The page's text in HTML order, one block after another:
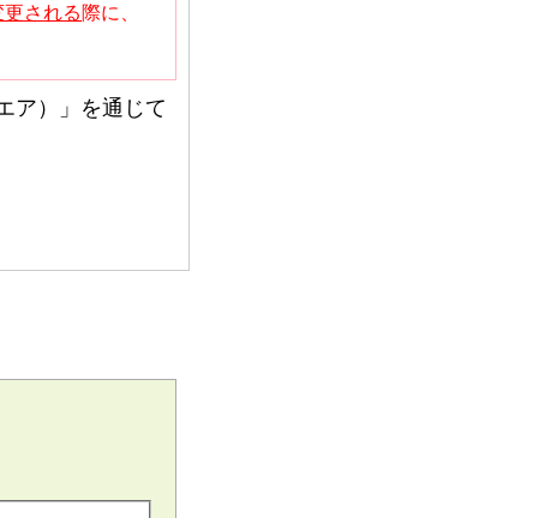
される際に、
ア）」を通じて